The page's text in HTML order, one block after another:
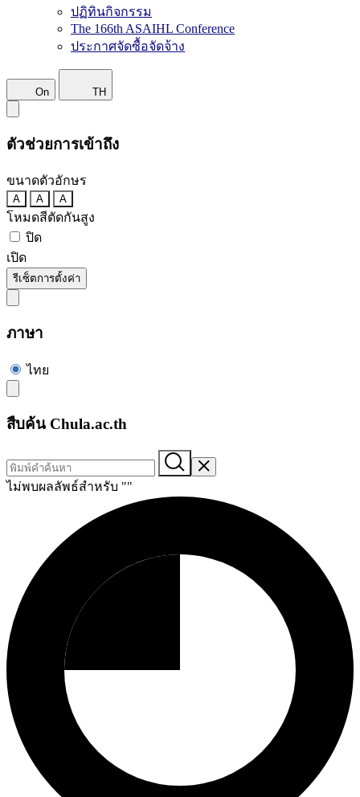
ปฏิทินกิจกรรม
The 166th ASAIHL Conference
ประกาศจัดซื้อจัดจ้าง
On TH
ตัวช่วยการเข้าถึง
ขนาดตัวอักษร
A A A
โหมดสีตัดกันสูง
ปิด
เปิด
รีเซ็ตการตั้งค่า
ภาษา
ไทย
สืบค้น Chula.ac.th
ไม่พบผลลัพธ์สำหรับ ""